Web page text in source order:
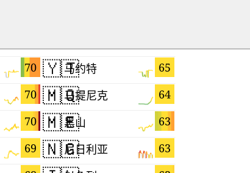
70
70
70
69
🇾🇹 65
马约特
🇲🇶 64
马提尼克
🇲🇪 63
黑山
🇳🇬 63
尼日利亚